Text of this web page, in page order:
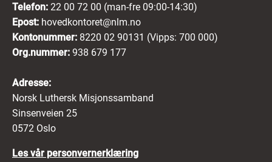
Telefon: 22 00 72 00 (man-fre 09:00-14:30)
Epost: hovedkontoret@nlm.no
Kontonummer: 8220 02 90131 (Vipps: 700 000)
Org.nummer: 938 679 177
Adresse:
Norsk Luthersk Misjonssamband
Sinsenveien 25
0572 Oslo
Les vår personvernerklæring